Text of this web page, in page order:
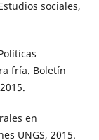
sociales,
fría. Boletín
en
UNGS, 2015.